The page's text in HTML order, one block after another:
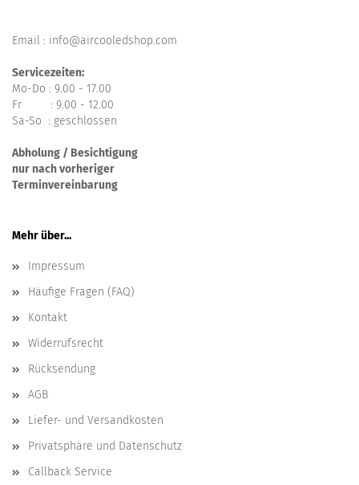
Email : info@aircooledshop.com
Servicezeiten:
Mo-Do : 9.00 - 17.00
Fr : 9.00 - 12.00
Sa-So : geschlossen
Abholung / Besichtigung
nur nach vorheriger
Terminvereinbarung
Mehr über...
Impressum
Häufige Fragen (FAQ)
Kontakt
Widerrufsrecht
Rücksendung
AGB
Liefer- und Versandkosten
Privatsphäre und Datenschutz
Callback Service